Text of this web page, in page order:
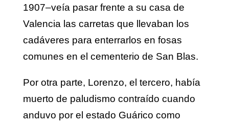
1907–veía pasar frente a su casa de
Valencia las carretas que llevaban los
cadáveres para enterrarlos en fosas
comunes en el cementerio de San Blas.
Por otra parte, Lorenzo, el tercero, había
muerto de paludismo contraído cuando
anduvo por el estado Guárico como